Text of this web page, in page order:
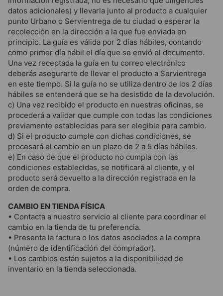
datos adicionales) y llevarla junto al producto a cualquier
punto Urbano o Servientrega de tu ciudad o esperar la
recolección en la dirección a la que fue enviada en
principio. La guía es válida por 2 días hábiles, contando
como primer día hábil el día que se envió el documento.
Una vez receptada la guía en tu correo electrónico
deberás asegurarte de llevar el producto a Servientrega
en este tiempo. Si la guía no se utiliza dentro de los 2 días
hábiles se entenderá que se ha desistido de la devolución.
c) Una vez recibido el producto en nuestras oficinas, se
procederá a validar que cumple con todas las condiciones
previamente establecidas para ser elegible para cambio.
d) Si el producto cumple con dichas condiciones, se
procesará el cambio en un plazo de 2 a 5 días hábiles.
e) En caso de que el producto no cumpla con las
condiciones establecidas, se notificará al cliente, y el
producto será devuelto a la dirección registrada en la
orden de compra.
CAMBIO EN TIENDA FÍSICA
• Contacta a nuestro servicio al cliente para coordinar el
cambio en la tienda de tu preferencia.
• Presenta la factura o los datos asociados a la compra
(número de identificación del comprador).
• Los cambios están sujetos a la disponibilidad de
inventario en la tienda seleccionada.